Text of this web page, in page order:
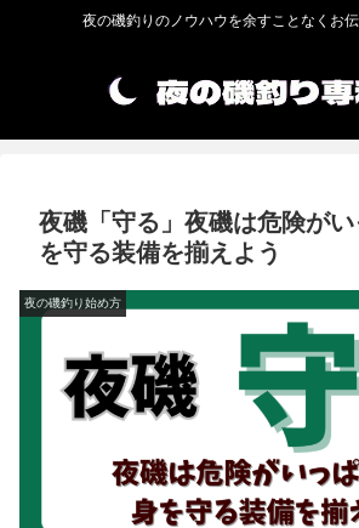
夜の磯釣りのノウハウを余すことなくお
夜磯「守る」夜磯は危険が
を守る装備を揃えよう
夜の磯釣り始め方